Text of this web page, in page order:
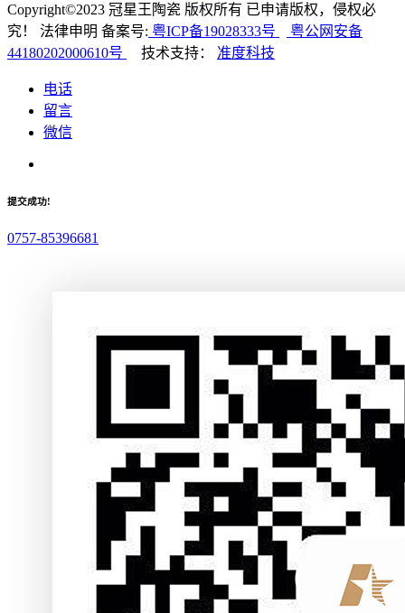
Copyright©2023 冠星王陶瓷 版权所有 已申请版权，侵权必
究！ 法律申明 备案号: 粤ICP备19028333号
粤公网安备
44180202000610号
技术支持： 准度科技
电话
留言
微信
提交成功!
0757-85396681